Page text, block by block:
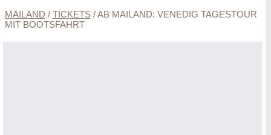
MAILAND / TICKETS/AB MAILAND: VENEDIG TAGESTOUR
MIT BOOTSFAHRT